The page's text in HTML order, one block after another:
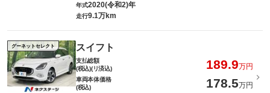
年式2020(令和2)年
走行9.1万km
グーネットセレクト スイフト
支払総額
(税込)(リ済込)
189.9万円
車両本体価格
(税込)
178.5万円